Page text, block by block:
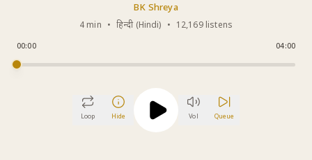
BK Shreya
4 min • हिन्दी (Hindi) • 12,169 listens
00:00 04:00
Loop Hide Vol Queue